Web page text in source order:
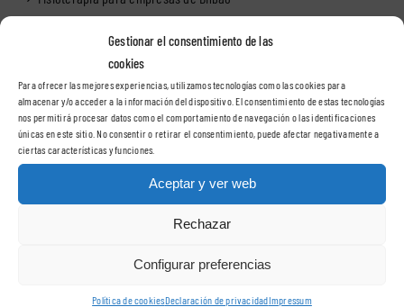
Gestionar el consentimiento de las
cookies
Para ofrecer las mejores experiencias, utilizamos tecnologías como las cookies para
almacenar y/o acceder a la información del dispositivo. El consentimiento de estas tecnologías
nos permitirá procesar datos como el comportamiento de navegación o las identificaciones
únicas en este sitio. No consentir o retirar el consentimiento, puede afectar negativamente a
ciertas características y funciones.
Aceptar y ver web
Rechazar
Configurar preferencias
Política de cookiesDeclaración de privacidadImpressum